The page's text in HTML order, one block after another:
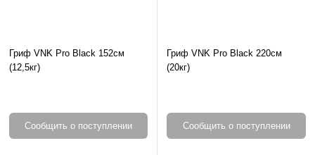
Гриф VNK Pro Black 152см
(12,5кг)
Сообщить о поступлении
Гриф VNK Pro Black 220см
(20кг)
Сообщить о поступлении